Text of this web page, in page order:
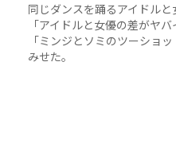
同じダンスを踊るアイドルと
「アイドルと女優の差がヤ
「ミンジとソミのツーショ
みせた。